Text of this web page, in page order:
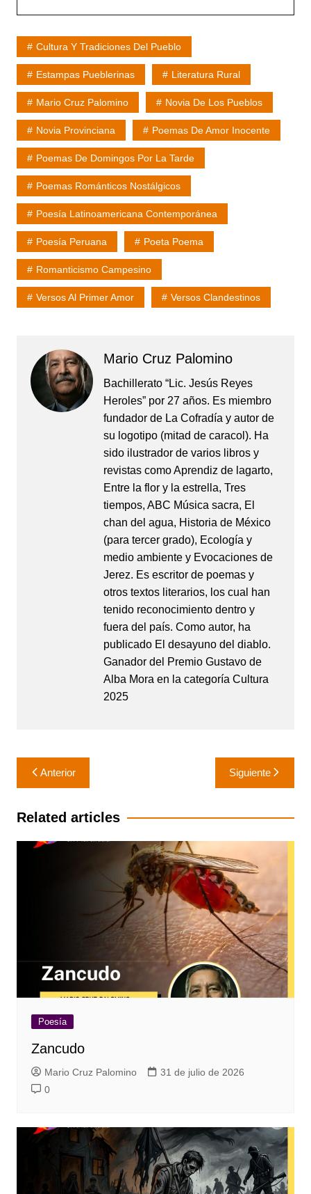
Cultura Y Tradiciones Del Pueblo
Estampas Pueblerinas Literatura Rural
Mario Cruz Palomino Novia De Los Pueblos
Novia Provinciana Poemas De Amor Inocente
Poemas De Domingos Por La Tarde
Poemas Románticos Nostálgicos
Poesía Latinoamericana Contemporánea
Poesía Peruana Poeta Poema
Romanticismo Campesino
Versos Al Primer Amor Versos Clandestinos
Mario Cruz Palomino
Bachillerato “Lic. Jesús Reyes
Heroles” por 27 años. Es miembro
fundador de La Cofradía y autor de
su logotipo (mitad de caracol). Ha
sido ilustrador de varios libros y
revistas como Aprendiz de lagarto,
Entre la flor y la estrella, Tres
tiempos, ABC Música sacra, El
chan del agua, Historia de México
(para tercer grado), Ecología y
medio ambiente y Evocaciones de
Jerez. Es escritor de poemas y
otros textos literarios, los cual han
tenido reconocimiento dentro y
fuera del país. Como autor, ha
publicado El desayuno del diablo.
Ganador del Premio Gustavo de
Alba Mora en la categoría Cultura
2025
Navegación
de
entradas
Anterior Siguiente
Related articles
Poesía
Zancudo
Mario Cruz Palomino
31 de julio de 2026
0